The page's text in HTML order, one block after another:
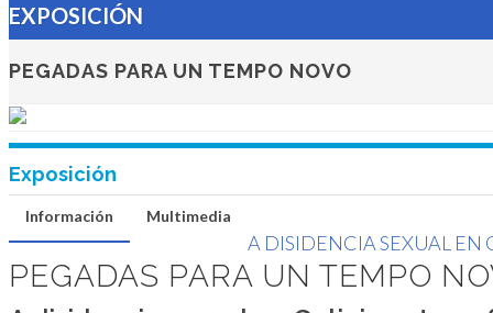
EXPOSICIÓN
PEGADAS PARA UN TEMPO NOVO
Compostela, do 8 ao 27 de xuño de 2026
Exposición
Información Multimedia
A DISIDENCIA SEXUAL EN
PEGADAS PARA UN TEMPO